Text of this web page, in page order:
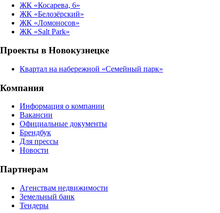
ЖК «Косарева, 6»
ЖК «Белозёрский»
ЖК «Ломоносов»
ЖК «Salt Park»
Проекты в Новокузнецке
Квартал на набережной «Семейный парк»
Компания
Информация о компании
Вакансии
Официальные документы
Брендбук
Для прессы
Новости
Партнерам
Агенствам недвижимости
Земельный банк
Тендеры